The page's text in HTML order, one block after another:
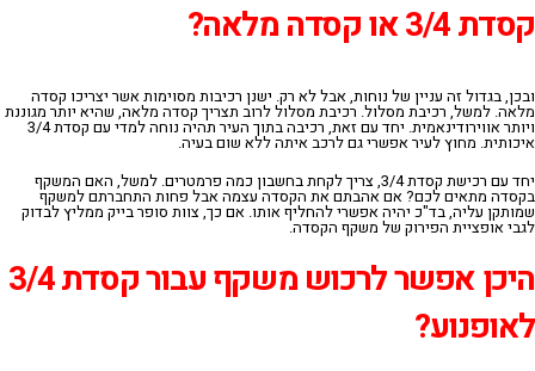
קסדת 3/4 או קסדה מלאה?
ובכן, בגדול זה עניין של נוחות, אבל לא רק. ישנן רכיבות מסוימות אשר יצריכו קסדה
מלאה. למשל, רכיבת מסלול. רכיבת מסלול לרוב תצריך קסדה מלאה, שהיא יותר מגוננת
ויותר אווירודינאמית. יחד עם זאת, רכיבה בתוך העיר תהיה נוחה למדי עם קסדת 3/4
איכותית. מחוץ לעיר אפשרי גם לרכב איתה ללא שום בעיה.
יחד עם רכישת קסדת 3/4, צריך לקחת בחשבון כמה פרמטרים. למשל, האם המשקף
בקסדה מתאים לכם? אם אהבתם את הקסדה עצמה אבל פחות התחברתם למשקף
שמותקן עליה, בד"כ יהיה אפשרי להחליף אותו. אם כך, צוות סופר בייק ממליץ לבדוק
לגבי אופציית הפירוק של משקף הקסדה.
היכן אפשר לרכוש משקף עבור קסדת 3/4
לאופנוע?